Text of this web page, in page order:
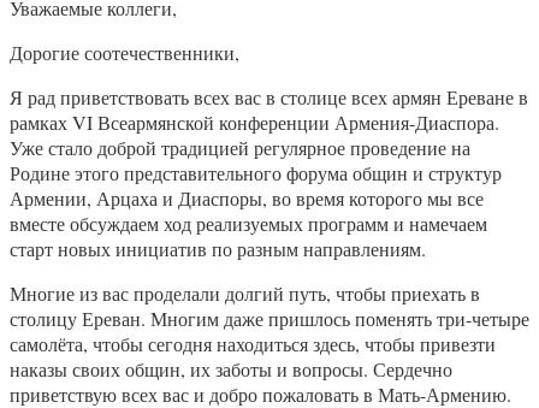
Уважаемые коллеги,
Дорогие соотечественники,
Я рад приветствовать всех вас в столице всех армян Ереване в
рамках VI Всеармянской конференции Армения-Диаспора.
Уже стало доброй традицией регулярное проведение на
Родине этого представительного форума общин и структур
Армении, Арцаха и Диаспоры, во время которого мы все
вместе обсуждаем ход реализуемых программ и намечаем
старт новых инициатив по разным направлениям.
Многие из вас проделали долгий путь, чтобы приехать в
столицу Ереван. Многим даже пришлось поменять три-четыре
самолёта, чтобы сегодня находиться здесь, чтобы привезти
наказы своих общин, их заботы и вопросы. Сердечно
приветствую всех вас и добро пожаловать в Мать-Армению.